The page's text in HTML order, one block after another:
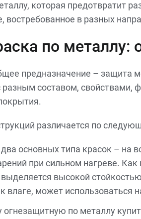
которая предотвратит
востребованное в разных
по
предназначение – защита
составом, свойствами,
различается по
основных типа красок – на
при сильном нагреве. Как
выделяется высокой
влаге, может использоваться
по металлу